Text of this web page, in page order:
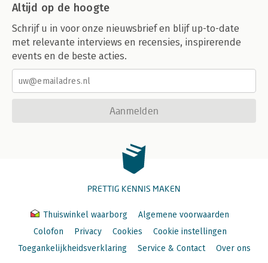
Altijd op de hoogte
Schrijf u in voor onze nieuwsbrief en blijf up-to-date
met relevante interviews en recensies, inspirerende
events en de beste acties.
Aanmelden
PRETTIG KENNIS MAKEN
Thuiswinkel waarborg
Algemene voorwaarden
Colofon
Privacy Cookies
Cookie instellingen
Toegankelijkheidsverklaring
Service & Contact Over ons